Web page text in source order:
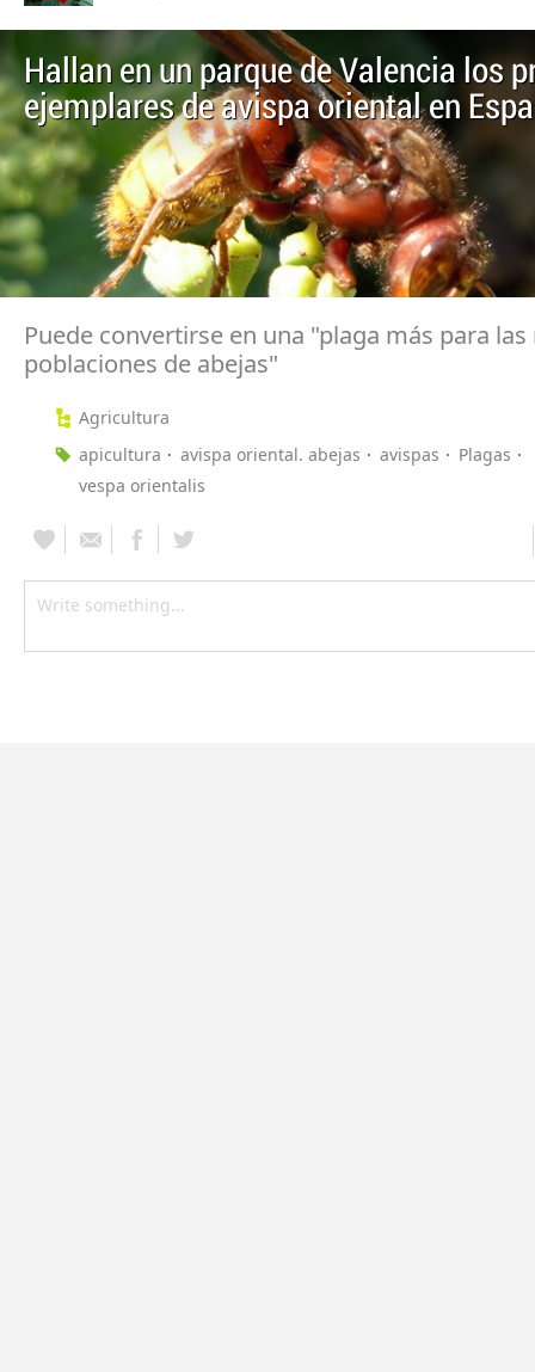
Hallan en un parque de Valencia los
ejemplares de avispa oriental en
Puede convertirse en una "plaga más para
poblaciones de abejas"
Agricultura
apicultura
avispa oriental. abejas avispas
Plagas
vespa orientalis